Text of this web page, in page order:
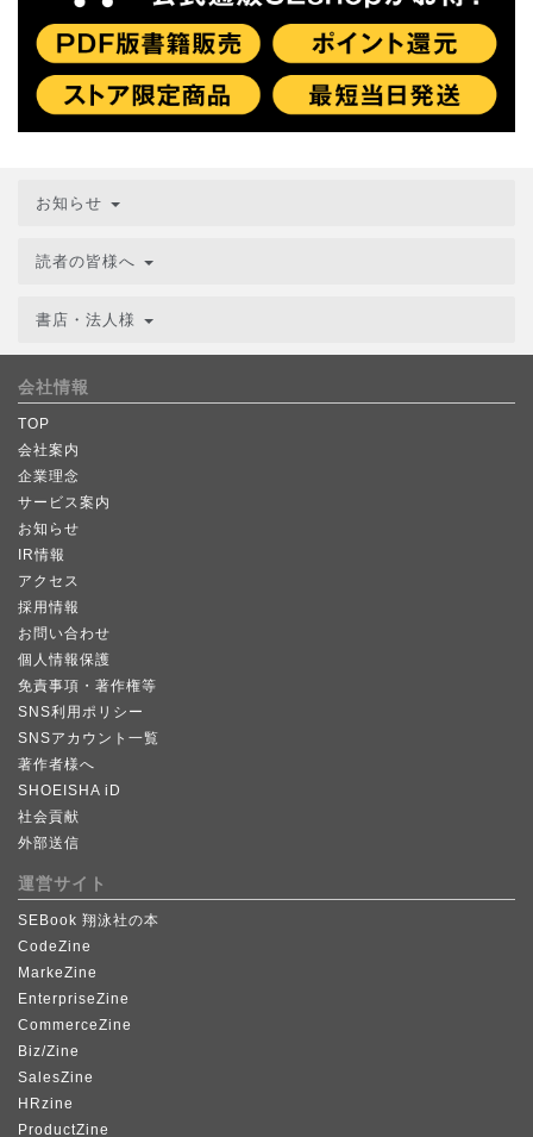
お知らせ
読者の皆様へ
書店・法人様
会社情報
TOP
会社案内
企業理念
サービス案内
お知らせ
IR情報
アクセス
採用情報
お問い合わせ
個人情報保護
免責事項・著作権等
SNS利用ポリシー
SNSアカウント一覧
著作者様へ
SHOEISHA iD
社会貢献
外部送信
運営サイト
SEBook 翔泳社の本
CodeZine
MarkeZine
EnterpriseZine
CommerceZine
Biz/Zine
SalesZine
HRzine
ProductZine